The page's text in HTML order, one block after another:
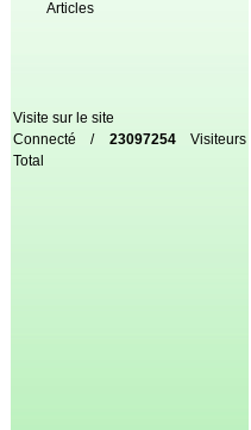
Articles
Visite sur le site
Connecté / 23097254Visiteurs
Total